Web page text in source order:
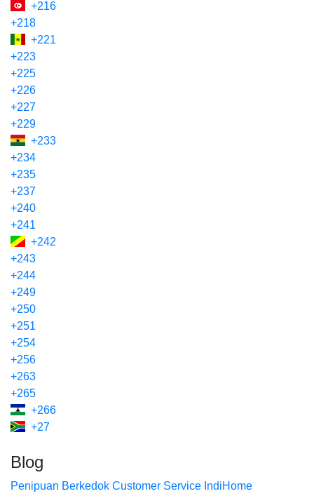
+216
+218
+221
+223
+225
+226
+227
+229
+233
+234
+235
+237
+240
+241
+242
+243
+244
+249
+250
+251
+254
+256
+263
+265
+266
+27
Blog
Penipuan Berkedok Customer Service IndiHome